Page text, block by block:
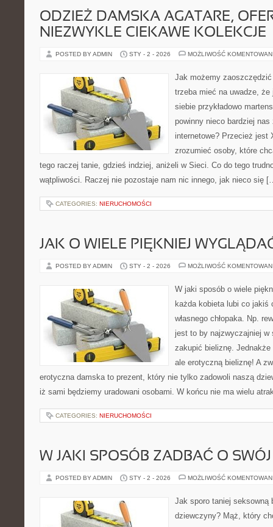
ODZIEŻ DAMSKA AGATARE,
NIEZWYKLE CIEKAWE KOLEKCJE
POSTED BY ADMIN STY - 2 - 2026 MOŻLIWOŚĆ
Jak możemy
trzeba mieć na uwadze,
siebie przykładowo
powinny nieco bardziej
internetowe? Przecież jest
zrozumieć osoby, które
tego raczej tanie, gdzieś indziej, aniżeli w Sieci. Co do tego
wątpliwości. Raczej nie pozostaje nam nic innego, jak nieco się
CATEGORIES: NIERUCHOMOŚCI
JAK O WIELE PIĘKNIEJ
POSTED BY ADMIN STY - 2 - 2026 MOŻLIWOŚĆ
W jaki sposób o wiele
każda kobieta lubi co
własnego chłopaka. Np.
jest to by najzwyczajniej w
zakupić bieliznę.
ale erotyczną bieliznę! A
erotyczna damska to prezent, który nie tylko zadowoli naszą
iż sami będziemy uradowani osobami. W końcu nie ma wielu
CATEGORIES: NIERUCHOMOŚCI
W JAKI SPOSÓB ZADBAĆ O
POSTED BY ADMIN STY - 2 - 2026 MOŻLIWOŚĆ
Jak sporo taniej seksowną
dziewczyny? Mąż, który